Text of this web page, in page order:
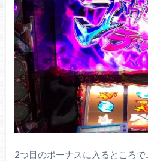
2つ目のボーナスに入るところ